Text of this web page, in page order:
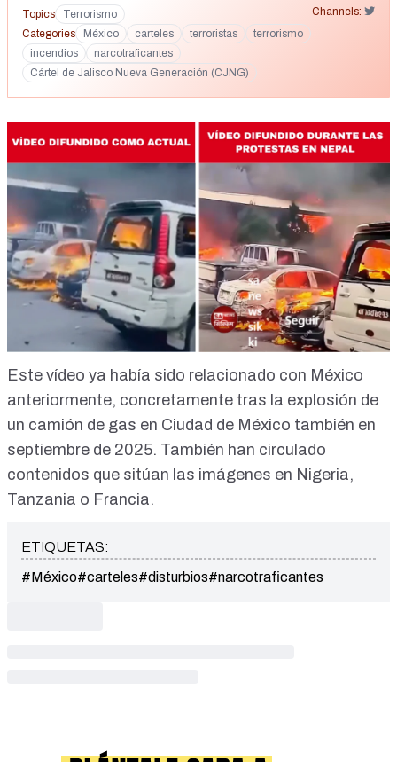
Topics Terrorismo
Channels:
Categories
México carteles terroristas
terrorismo
incendios
narcotraficantes
Cártel de Jalisco Nueva Generación (CJNG)
Este vídeo ya había sido relacionado con México
anteriormente, concretamente tras la explosión de
un camión de gas en Ciudad de México también en
septiembre de 2025. También han circulado
contenidos que sitúan las imágenes en Nigeria,
Tanzania o Francia.
ETIQUETAS:
#México#carteles#disturbios#narcotraficantes